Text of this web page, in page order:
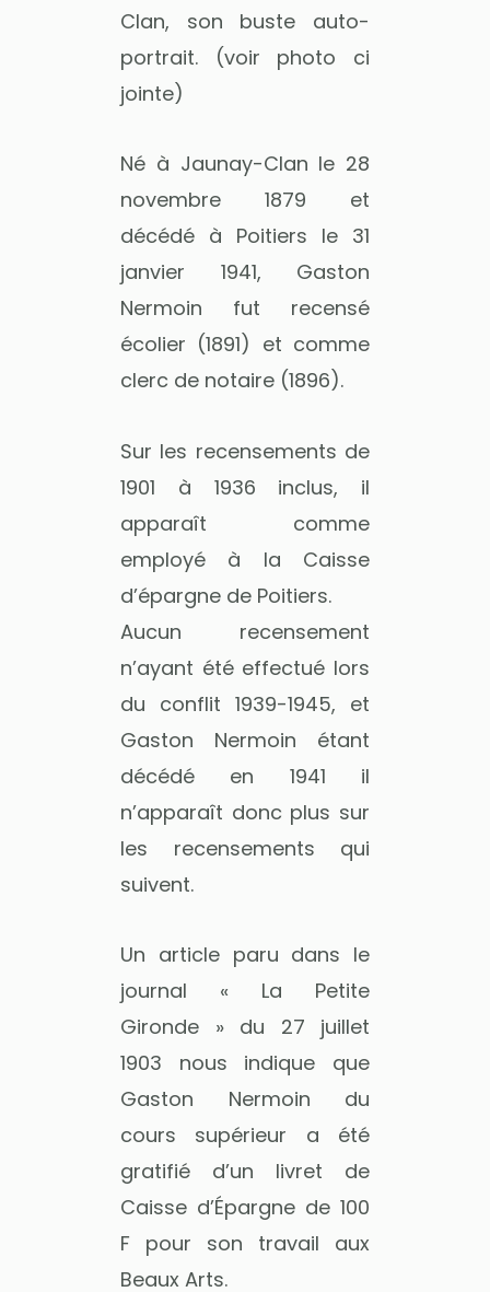
Clan, son buste auto-
portrait. (voir photo ci
jointe)
Né à Jaunay-Clan le 28
novembre 1879 et
décédé à Poitiers le 31
janvier 1941, Gaston
Nermoin fut recensé
écolier (1891) et comme
clerc de notaire (1896).
Sur les recensements de
1901 à 1936 inclus, il
apparaît comme
employé à la Caisse
d’épargne de Poitiers.
Aucun recensement
n’ayant été effectué lors
du conflit 1939-1945, et
Gaston Nermoin étant
décédé en 1941 il
n’apparaît donc plus sur
les recensements qui
suivent.
Un article paru dans le
journal « La Petite
Gironde » du 27 juillet
1903 nous indique que
Gaston Nermoin du
cours supérieur a été
gratifié d’un livret de
Caisse d’Épargne de 100
F pour son travail aux
Beaux Arts.